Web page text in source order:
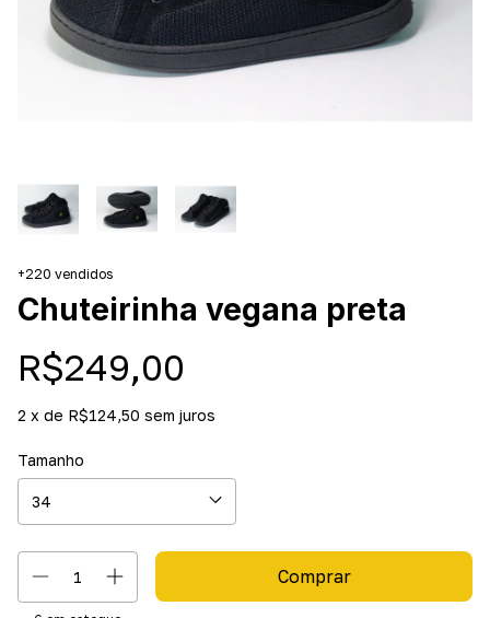
+220 vendidos
Chuteirinha vegana preta
R$249,00
2 x de R$124,50 sem juros
Tamanho